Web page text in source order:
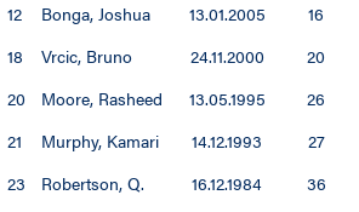
12
Bonga, Joshua 13.01.2005 16
18
Vrcic, Bruno 24.11.2000 20
20
Moore, Rasheed 13.05.1995 26
21
Murphy, Kamari 14.12.1993 27
23
Robertson, Q. 16.12.1984 36